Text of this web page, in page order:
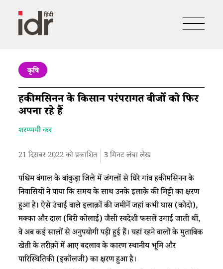
कृषि
हकीमसिनन के किसान परंपरागत बीजों को फिर
अपना रहे हैं
शरण्मयी कर
21 दिसबर 2022 को प्रकाशित 3मिनट लंबा लेख
पश्चिम बंगाल के बांकुड़ा जिले में जंगलों से घिरे गांव हकीमसिनन के
निवासियों ने पाया कि समय के साथ उनके इलाक़े की मिट्टी का क्षरण
हुआ है। ऐसे उंचाई वाले इलाक़ों की जमीनें जहां कभी घास (कोदो),
मक्का और दाल (बिरी कोलाई) जैसी स्वदेशी फसलें उगाई जाती थीं,
वे अब कई सालों से अनुपयोगी पड़ी हुई हैं। यहां रहने वालों के मुताबिक
खेती के तरीक़ों में आए बदलाव के कारण स्थानीय भूमि और
पारिस्थितिकी (इकॉलजी) का क्षरण हुआ है।